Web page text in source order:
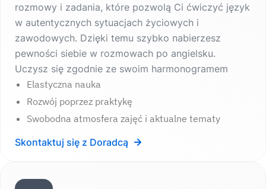
rozmowy i zadania, które pozwolą Ci ćwiczyć język
w autentycznych sytuacjach życiowych i
zawodowych. Dzięki temu szybko nabierzesz
pewności siebie w rozmowach po angielsku.
Uczysz się zgodnie ze swoim harmonogramem
Elastyczna nauka
Rozwój poprzez praktykę
Swobodna atmosfera zajęć i aktualne tematy
Skontaktuj się z Doradcą